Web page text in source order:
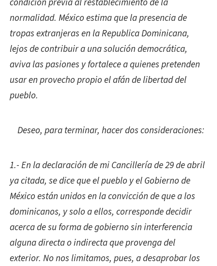
condición previa al restablecimiento de la
normalidad. México estima que la presencia de
tropas extranjeras en la Republica Dominicana,
lejos de contribuir a una solución democrática,
aviva las pasiones y fortalece a quienes pretenden
usar en provecho propio el afán de libertad del
pueblo.
Deseo, para terminar, hacer dos consideraciones:
1.- En la declaración de mi Cancillería de 29 de abril
ya citada, se dice que el pueblo y el Gobierno de
México están unidos en la convicción de que a los
dominicanos, y solo a ellos, corresponde decidir
acerca de su forma de gobierno sin interferencia
alguna directa o indirecta que provenga del
exterior. No nos limitamos, pues, a desaprobar los